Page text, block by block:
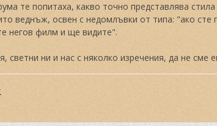
те попитаха, какво точно представлява
веднъж, освен с недомлъвки от типа: "ако
негов филм и ще видите".
светни ни и нас с няколко изречения, да не сме